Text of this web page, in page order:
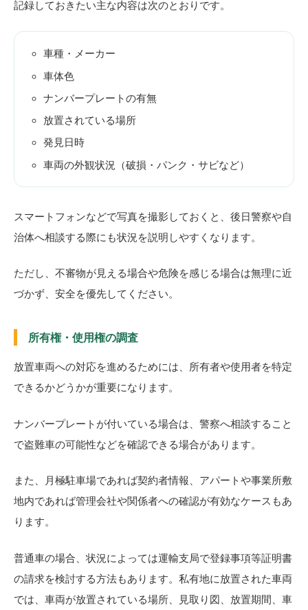
記録しておきたい主な内容は次のとおりです。
車種・メーカー
車体色
ナンバープレートの有無
放置されている場所
発見日時
車両の外観状況（破損・パンク・サビなど）
スマートフォンなどで写真を撮影しておくと、後日警察や自
治体へ相談する際にも状況を説明しやすくなります。
ただし、不審物が見える場合や危険を感じる場合は無理に近
づかず、安全を優先してください。
所有権・使用権の調査
放置車両への対応を進めるためには、所有者や使用者を特定
できるかどうかが重要になります。
ナンバープレートが付いている場合は、警察へ相談すること
で盗難車の可能性などを確認できる場合があります。
また、月極駐車場であれば契約者情報、アパートや事業所敷
地内であれば管理会社や関係者への確認が有効なケースもあ
ります。
普通車の場合、状況によっては運輸支局で登録事項等証明書
の請求を検討する方法もあります。私有地に放置された車両
では、車両が放置されている場所、見取り図、放置期間、車